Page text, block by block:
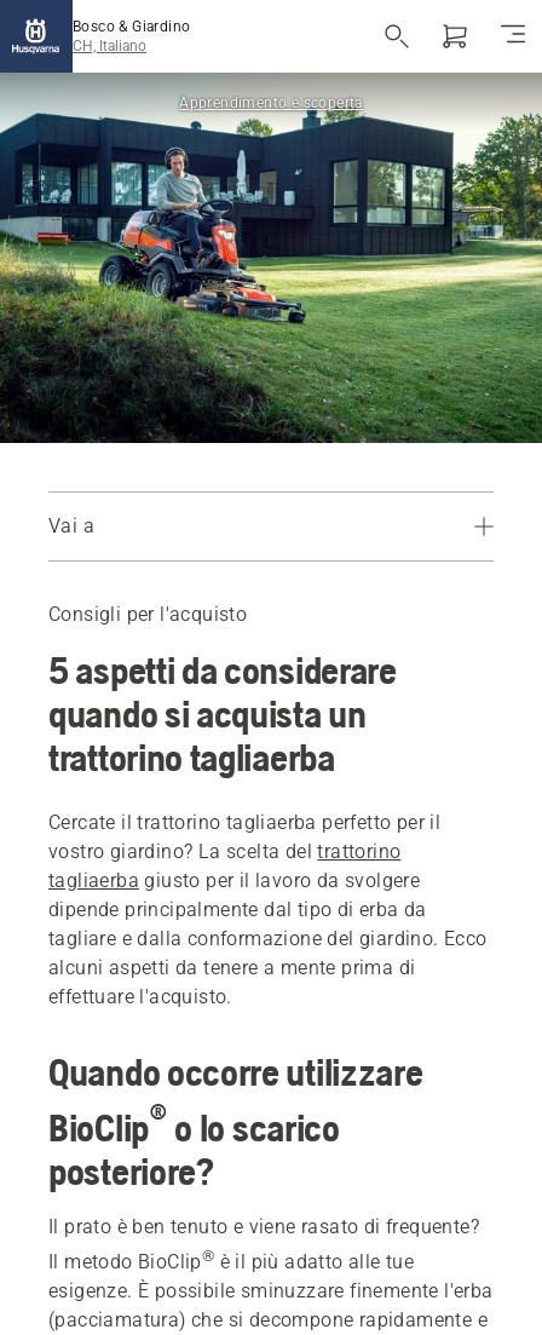
Bosco & Giardino
CH, Italiano
Apprendimento e scoperta
Vai a
Consigli per l'acquisto
5 aspetti da considerare
quando si acquista un
trattorino tagliaerba
Cercate il trattorino tagliaerba perfetto per il
vostro giardino? La scelta deltrattorino
tagliaerba giusto per il lavoro da svolgere
dipende principalmente dal tipo di erba da
tagliare e dalla conformazione del giardino. Ecco
alcuni aspetti da tenere a mente prima di
effettuare l'acquisto.
Quando occorre utilizzare
BioClip® o lo scarico
posteriore?
Il prato è ben tenuto e viene rasato di frequente?
Il metodo BioClip® è il più adatto alle tue
esigenze. È possibile sminuzzare finemente l'erba
(pacciamatura) che si decompone rapidamente e